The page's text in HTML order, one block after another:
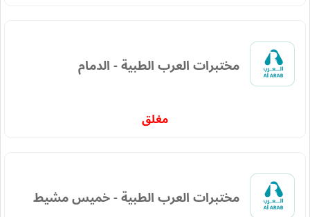
مختبرات العرب الطبية - الدمام
مغلق
مختبرات العرب الطبية - خميس مشيط